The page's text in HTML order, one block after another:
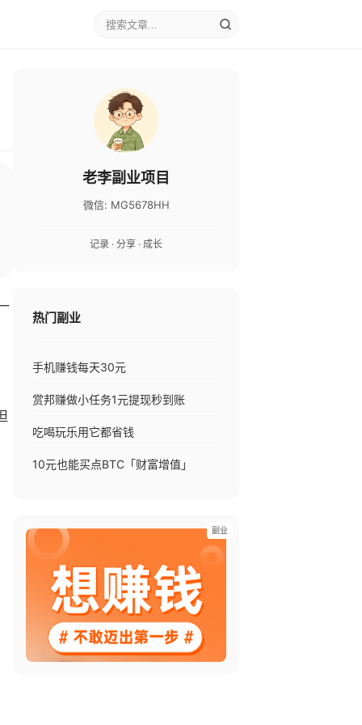
老李副业项目
微信: MG5678HH
记录 · 分享 · 成长
热门副业
手机赚钱每天30元
赏邦赚做小任务1元提现秒到账
吃喝玩乐用它都省钱
10元也能买点BTC「财富增值」
副业